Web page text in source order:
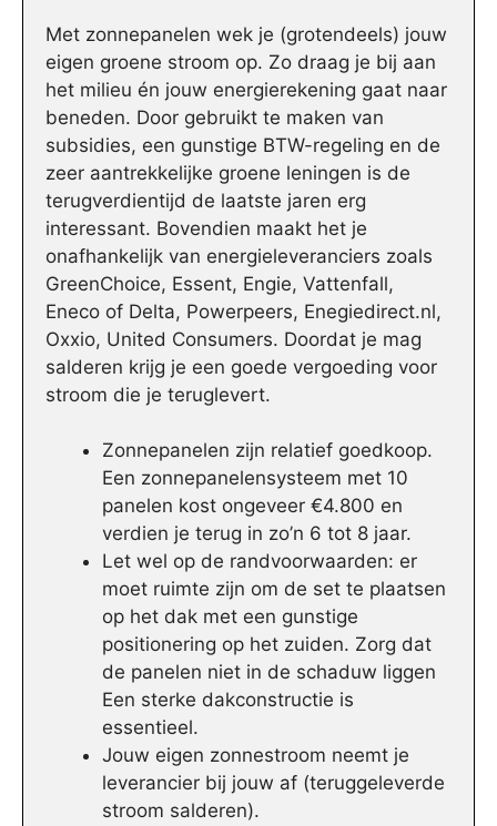
Met zonnepanelen wek je (grotendeels) jouw
eigen groene stroom op. Zo draag je bij aan
het milieu én jouw energierekening gaat naar
beneden. Door gebruikt te maken van
subsidies, een gunstige BTW-regeling en de
zeer aantrekkelijke groene leningen is de
terugverdientijd de laatste jaren erg
interessant. Bovendien maakt het je
onafhankelijk van energieleveranciers zoals
GreenChoice, Essent, Engie, Vattenfall,
Eneco of Delta, Powerpeers, Enegiedirect.nl,
Oxxio, United Consumers. Doordat je mag
salderen krijg je een goede vergoeding voor
stroom die je teruglevert.
Zonnepanelen zijn relatief goedkoop.
Een zonnepanelensysteem met 10
panelen kost ongeveer €4.800 en
verdien je terug in zo’n 6 tot 8 jaar.
Let wel op de randvoorwaarden: er
moet ruimte zijn om de set te plaatsen
op het dak met een gunstige
positionering op het zuiden. Zorg dat
de panelen niet in de schaduw liggen
Een sterke dakconstructie is
essentieel.
Jouw eigen zonnestroom neemt je
leverancier bij jouw af (teruggeleverde
stroom salderen).